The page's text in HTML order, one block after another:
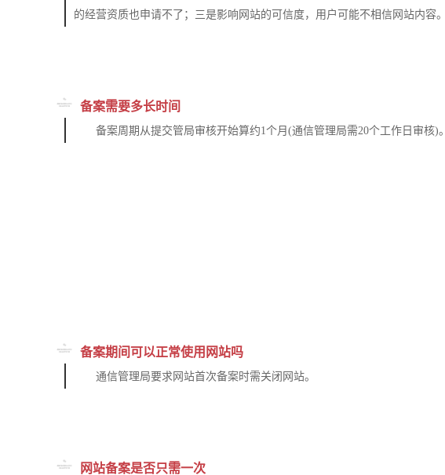
的经营资质也申请不了；三是影响网站的可信度，用户可能不相信网站内容。
备案需要多长时间
备案周期从提交管局审核开始算约1个月(通信管理局需20个工作日审核)。
备案期间可以正常使用网站吗
通信管理局要求网站首次备案时需关闭网站。
网站备案是否只需一次